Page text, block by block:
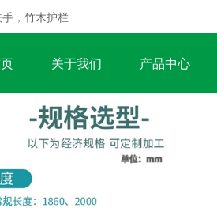
，竹木护栏
关于我们 产品中心